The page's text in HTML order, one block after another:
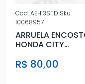
Cod.AEH13STD Sku.
10068957
ARRUELA
HONDA CITY
R$ 80,00